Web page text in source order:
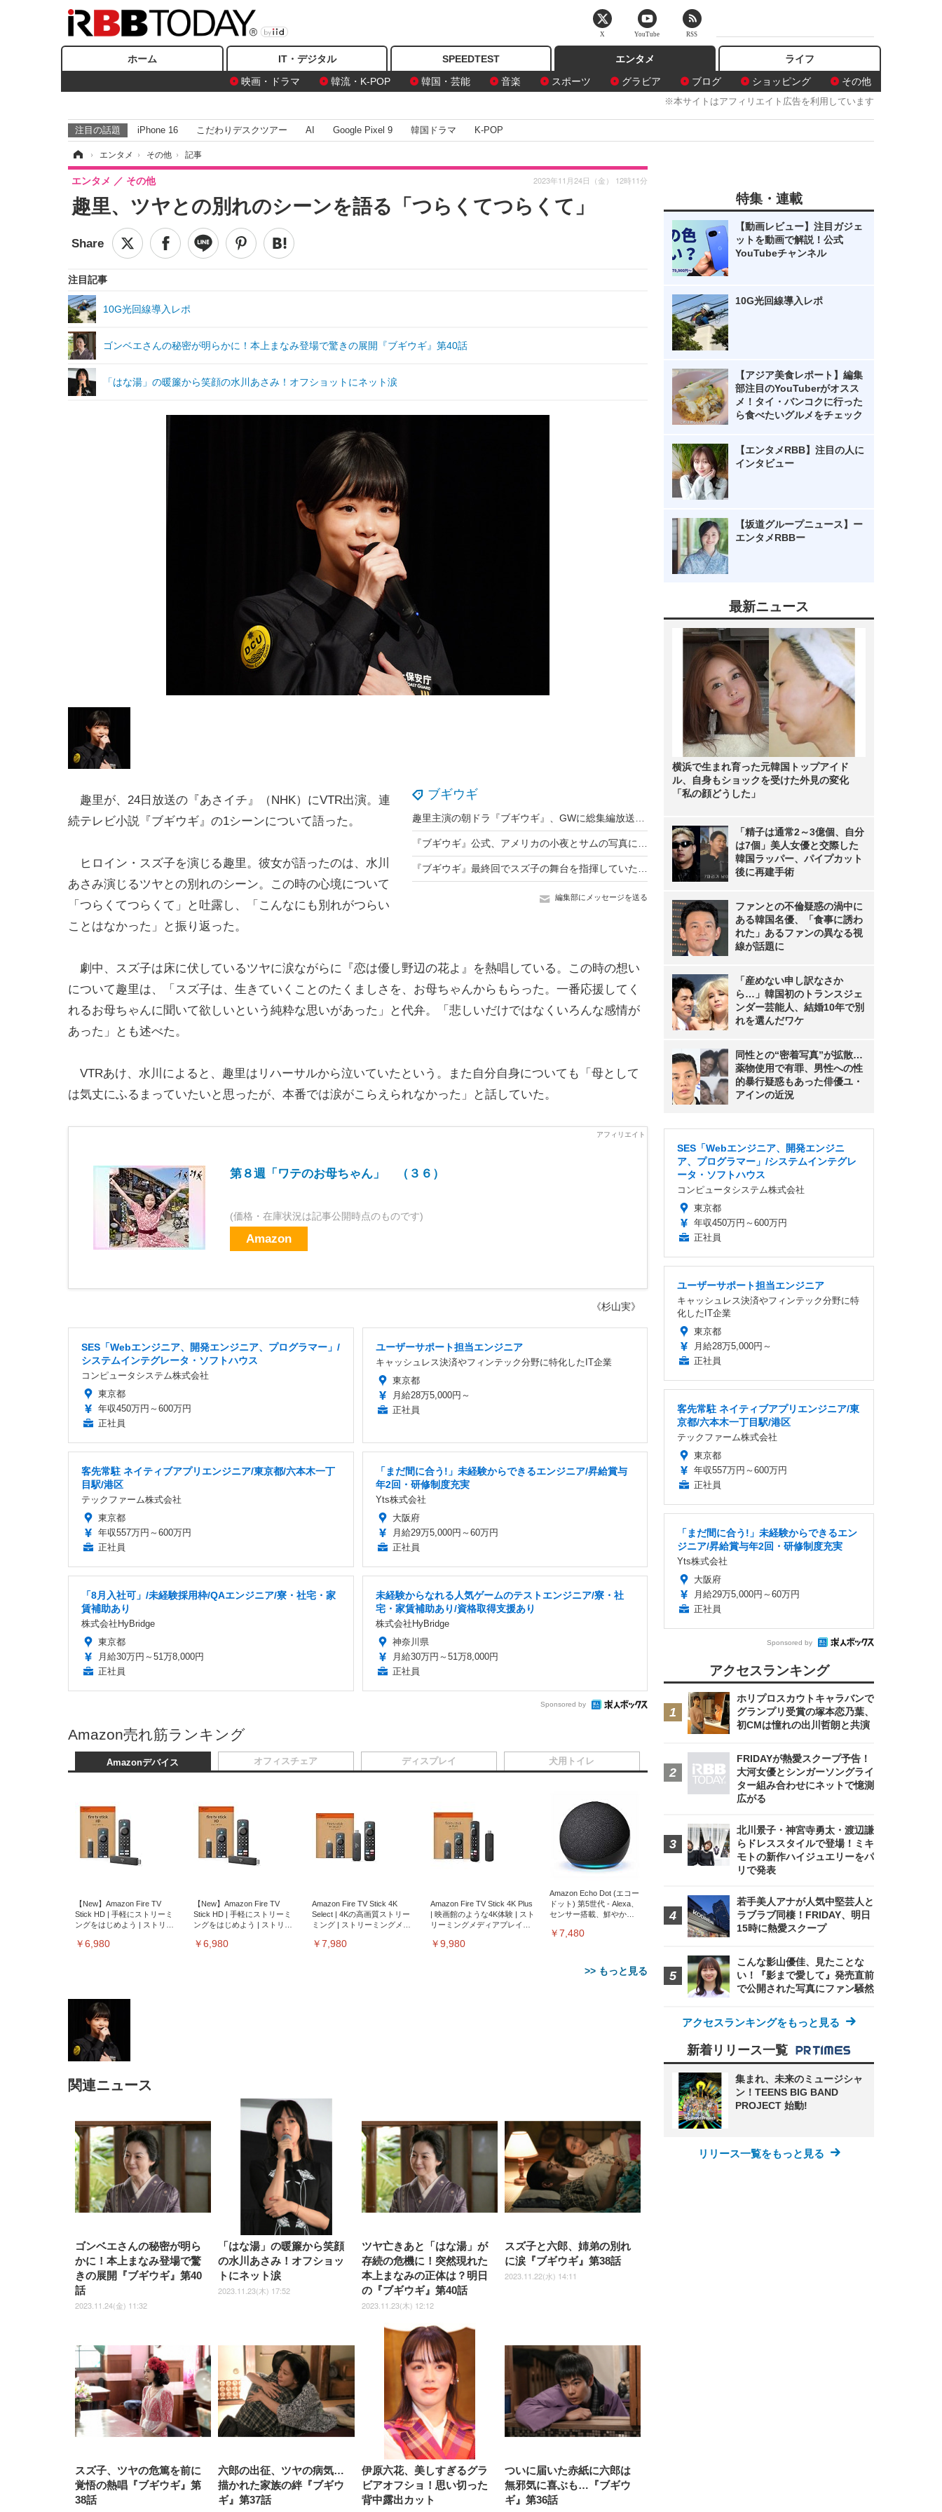
ホーム IT・デジタル SPEEDTEST
エンタメ
映画・ドラマ
韓流・K-POP 韓国・芸能 音楽 スポーツ グラビア ブログ ショッピング その他
ライフ
※本サイトはアフィリエイト広告を利用しています
注目の話題 iPhone 16 こだわりデスクツアー AI Google Pixel 9 韓国ドラマ K-POP
› エンタメ › その他 › 記事
趣里、ツヤとの別れのシーンを語る「つらくてつらくて」
エンタメ その他 2023年11月24日（金） 12時11分
注目記事
10G光回線導入レポ
ゴンベエさんの秘密が明らかに！本上まなみ登場で驚きの展開『ブギウギ』第40話
「はな湯」の暖簾から笑顔の水川あさみ！オフショットにネット涙
ブギウギ
編集部にメッセージを送る
趣里が、24日放送の『あさイチ』（NHK）にVTR出演。連
続テレビ小説『ブギウギ』の1シーンについて語った。
ヒロイン・スズ子を演じる趣里。彼女が語ったのは、水川
あさみ演じるツヤとの別れのシーン。この時の心境について
「つらくてつらくて」と吐露し、「こんなにも別れがつらい
ことはなかった」と振り返った。
劇中、スズ子は床に伏しているツヤに涙ながらに『恋は優し野辺の花よ』を熱唱している。この時の想い
について趣里は、「スズ子は、生きていくことのたくましさを、お母ちゃんからもらった。一番応援してく
れるお母ちゃんに聞いて欲しいという純粋な思いがあった」と代弁。「悲しいだけではなくいろんな感情が
あった」とも述べた。
VTRあけ、水川によると、趣里はリハーサルから泣いていたという。また自分自身についても「母として
は気丈にふるまっていたいと思ったが、本番では涙がこらえられなかった」と話していた。
第８週「ワテのお母ちゃん」 （３６）
(価格・在庫状況は記事公開時点のものです)
Amazon
《杉山実》
SES「Webエンジニア、開発エンジニア、プログラマー」/
システムインテグレータ・ソフトハウス
コンピュータシステム株式会社
東京都
年収450万円～600万円
正社員
ユーザーサポート担当エンジニア
キャッシュレス決済やフィンテック分野に特化したIT企業
東京都
月給28万5,000円～
正社員
客先常駐 ネイティブアプリエンジニア/東京都/六本木一丁
目駅/港区
テックファーム株式会社
東京都
年収557万円～600万円
正社員
「まだ間に合う!」未経験からできるエンジニア/昇給賞与
年2回・研修制度充実
Yts株式会社
大阪府
月給29万5,000円～60万円
正社員
「8月入社可」/未経験採用枠/QAエンジニア/寮・社宅・家
賃補助あり
株式会社HyBridge
東京都
月給30万円～51万8,000円
正社員
未経験からなれる人気ゲームのテストエンジニア/寮・社
宅・家賃補助あり/資格取得支援あり
株式会社HyBridge
神奈川県
月給30万円～51万8,000円
正社員
Sponsored by
Amazon売れ筋ランキング
Amazonデバイス
【New】Amazon Fire TV
Stick HD | 手軽にストリーミ
ングをはじめよう | ストリー
￥6,980
【New】Amazon Fire TV
Stick HD | 手軽にストリーミ
ングをはじめよう | ストリー
￥6,980
Amazon Fire TV Stick 4K
Select | 4Kの高画質ストリー
ミング | ストリーミングメデ
￥7,980
Amazon Fire TV Stick 4K Plus
| 映画館のような4K体験 | スト
リーミングメディアプレイヤ
￥9,980
Amazon Echo Dot (エコー
ドット) 第5世代 - Alexa、
センサー搭載、鮮やかな
￥7,480
>> もっと見る
オフィスチェア
子 テレワーク 疲れない 跳ね
上げ式アームレスト コンパク
ト 約105度ロッキング pc 事務
椅子 360度回転 座面昇降 強化
ナイロン樹脂ベース 通気性メ
ッシュ 在宅ワーク H-
WY01(黒網+黒枠+黒足)
￥5,699
SIHOO B100 オフィスチェア
／デスクチェア メッシュチェ
ア 人間工学 疲れない ブラッ
ク
チェア 疲れない テレワーク
チェア 強化バックレスト 30
度ロッキング機能 人間工学 椅
子 腰サポート 90度跳ね上げ
式アームレスト 3Dヘッドレス
ト ハンガー付き 高反発クッシ
ョン PCチェア 通気性メッシ
ュ ゲーミング/勉強/事務用 お
しゃれ パソコンチェア (ブラ
ック)
￥7,680
チェア 疲れない テレワーク
チェア 強化バックレスト 30度
ロッキング機能 人間工学 椅子
腰サポート 90度跳ね上げ式ア
ームレスト 3Dヘッドレスト
ハンガー付き 高反発クッショ
ン PCチェア 通気性メッシュ
ゲーミング/勉強/事務用 おし
ゃれ パソコンチェア (ホワイ
ト)
￥7,680
ッシュ 通気性 ランバーサ
ポート付き 腰サポート ガ
ス圧無段階昇降 360度回
転 キャスター付き コンパ
クト 幅52×奥行58.5×高さ
84～96cm テレワーク 在
宅勤務 ブラック
￥4,139
ディスプレイ
EV3240X-WT | 31.5型4K
UHD・USB Type-C・ホワイ
ト
￥105,595
EIZO ビジネス向けプレミア
EV2740X-WT | 27.0型4K
UHD・USB Type-C・ホワイ
￥109,572
ニター DualSense 充電フッ
ク付き（CFI-ZDM1J）
￥49,979
ニター フル
HD（1920×1080）VA 非光
沢 HDMI/DisplayPort/VGA
スピーカー内蔵 高さ調整 ス
イベル VESA対応
ComfortView ビジネス向け
￥15,800
Gaming Monitor 24” Essential ゲ
ーミングモニター QD 24.5インチ
1ms FHD 量子ドット 残像低減 (3
年保証 | 輝点保証 | 日本メーカー)
￥34,980
犬用トイレ
ーツ 薄型 レギュラー 1回使い
捨て 無香料 ホワイト 300枚
￥3,373
Amazonベーシック ペットシ
ーツ 厚型 ワイド 42枚x2袋(84
枚) ホワイト(吸収面:ライトブ
ルー)
ツ L 中型犬用 26枚入り 単品
￥1,800
ック) 【Amazon.co.jp限定】
Smart Basic アイリスオーヤマ
ペットシーツ 超厚型 お徳用
ワイド 100枚入 (x 1) (ケース
販売)
￥3,670
ュラー 200枚入
【Amazon.co.jp限定】
￥3,731
関連ニュース
ゴンベエさんの秘密が明ら
かに！本上まなみ登場で驚
きの展開『ブギウギ』第40
話
2023.11.24(金) 11:32
「はな湯」の暖簾から笑顔
の水川あさみ！オフショッ
トにネット涙
2023.11.23(木) 17:52
ツヤ亡きあと「はな湯」が
存続の危機に！突然現れた
本上まなみの正体は？明日
の『ブギウギ』第40話
2023.11.23(木) 12:12
スズ子と六郎、姉弟の別れ
に涙『ブギウギ』第38話
2023.11.22(水) 14:11
スズ子、ツヤの危篤を前に
覚悟の熱唱『ブギウギ』第
38話
六郎の出征、ツヤの病気…
描かれた家族の絆『ブギウ
ギ』第37話
伊原六花、美しすぎるグラ
ビアオフショ！思い切った
背中露出カット
ついに届いた赤紙に六郎は
無邪気に喜ぶも…『ブギウ
ギ』第36話
特集・連載
【動画レビュー】注目ガジェ
ットを動画で解説！公式
YouTubeチャンネル
10G光回線導入レポ
【アジア美食レポート】編集
部注目のYouTuberがオスス
メ！タイ・バンコクに行った
ら食べたいグルメをチェック
【エンタメRBB】注目の人に
インタビュー
【坂道グループニュース】ー
エンタメRBBー
最新ニュース
横浜で生まれ育った元韓国トップアイド
ル、自身もショックを受けた外見の変化
「私の顔どうした」
「精子は通常2～3億個、自分
は7個」美人女優と交際した
韓国ラッパー、パイプカット
後に再建手術
ファンとの不倫疑惑の渦中に
ある韓国名優、「食事に誘わ
れた」あるファンの異なる視
線が話題に
「産めない申し訳なさか
ら…」韓国初のトランスジェ
ンダー芸能人、結婚10年で別
れを選んだワケ
同性との“密着写真”が拡散…
薬物使用で有罪、男性への性
的暴行疑惑もあった俳優ユ・
アインの近況
SES「Webエンジニア、開発エンジニ
ア、プログラマー」/システムインテグレ
ータ・ソフトハウス
コンピュータシステム株式会社
東京都
年収450万円～600万円
正社員
ユーザーサポート担当エンジニア
キャッシュレス決済やフィンテック分野に特
化したIT企業
東京都
月給28万5,000円～
正社員
客先常駐 ネイティブアプリエンジニア/東
京都/六本木一丁目駅/港区
テックファーム株式会社
東京都
年収557万円～600万円
正社員
「まだ間に合う!」未経験からできるエン
ジニア/昇給賞与年2回・研修制度充実
Yts株式会社
大阪府
月給29万5,000円～60万円
正社員
Sponsored by
アクセスランキング
ホリプロスカウトキャラバンで
グランプリ受賞の塚本恋乃葉、
初CMは憧れの出川哲朗と共演
FRIDAYが熱愛スクープ予告！
大河女優とシンガーソングライ
ター組み合わせにネットで憶測
広がる
北川景子・神宮寺勇太・渡辺謙
らドレススタイルで登場！ミキ
モトの新作ハイジュエリーをパ
リで発表
若手美人アナが人気中堅芸人と
ラブラブ同棲！FRIDAY、明日
15時に熱愛スクープ
こんな影山優佳、見たことな
い！『影まで愛して』発売直前
で公開された写真にファン騒然
アクセスランキングをもっと見る
新着リリース一覧
集まれ、未来のミュージシャ
ン！TEENS BIG BAND
PROJECT 始動!
リリース一覧をもっと見る
X YouTube RSS